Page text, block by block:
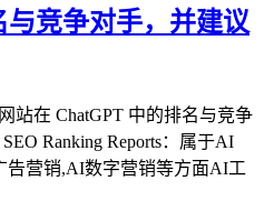
竞争对手，并建议
站在 ChatGPT 中的排名与竞争
Ranking Reports：属于AI
告营销,AI数字营销等方面AI工